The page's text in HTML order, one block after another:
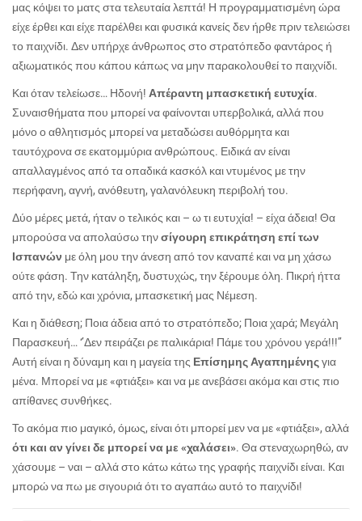
μας κόψει το ματς στα τελευταία λεπτά! Η προγραμματισμένη ώρα
είχε έρθει και είχε παρέλθει και φυσικά κανείς δεν ήρθε πριν τελειώσει
το παιχνίδι. Δεν υπήρχε άνθρωπος στο στρατόπεδο φαντάρος ή
αξιωματικός που κάπου κάπως να μην παρακολουθεί το παιχνίδι.
Και όταν τελείωσε… Ηδονή! Απέραντη μπασκετική ευτυχία.
Συναισθήματα που μπορεί να φαίνονται υπερβολικά, αλλά που
μόνο ο αθλητισμός μπορεί να μεταδώσει αυθόρμητα και
ταυτόχρονα σε εκατομμύρια ανθρώπους. Ειδικά αν είναι
απαλλαγμένος από τα οπαδικά κασκόλ και ντυμένος με την
περήφανη, αγνή, ανόθευτη, γαλανόλευκη περιβολή του.
Δύο μέρες μετά, ήταν ο τελικός και – ω τι ευτυχία! – είχα άδεια! Θα
μπορούσα να απολαύσω τηνσίγουρη επικράτηση επί των
Ισπανών με όλη μου την άνεση από τον καναπέ και να μη χάσω
ούτε φάση. Την κατάληξη, δυστυχώς, την ξέρουμε όλη. Πικρή ήττα
από την, εδώ και χρόνια, μπασκετική μας Νέμεση.
Και η διάθεση; Ποια άδεια από το στρατόπεδο; Ποια χαρά; Μεγάλη
Παρασκευή… ‘’Δεν πειράζει ρε παλικάρια! Πάμε του χρόνου γερά!!!’’
Αυτή είναι η δύναμη και η μαγεία της Επίσημης Αγαπημένηςγια
μένα. Μπορεί να με «φτιάξει» και να με ανεβάσει ακόμα και στις πιο
απίθανες συνθήκες.
Το ακόμα πιο μαγικό, όμως, είναι ότι μπορεί μεν να με «φτιάξει», αλλά
ότι και αν γίνει δε μπορεί να με «χαλάσει». Θα στεναχωρηθώ, αν
χάσουμε – ναι – αλλά στο κάτω κάτω της γραφής παιχνίδι είναι. Και
μπορώ να πω με σιγουριά ότι το αγαπάω αυτό το παιχνίδι!